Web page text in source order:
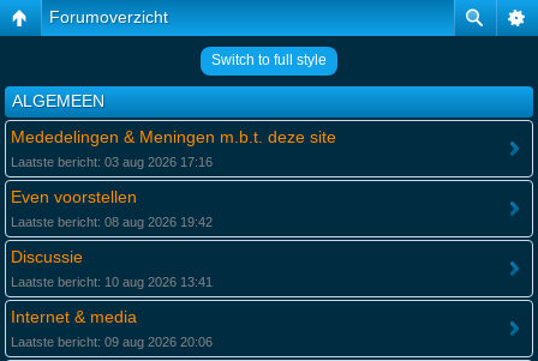
Forumoverzicht
Switch to full style
ALGEMEEN
Mededelingen & Meningen m.b.t. deze site
Laatste bericht: 03 aug 2026 17:16
Even voorstellen
Laatste bericht: 08 aug 2026 19:42
Discussie
Laatste bericht: 10 aug 2026 13:41
Internet & media
Laatste bericht: 09 aug 2026 20:06